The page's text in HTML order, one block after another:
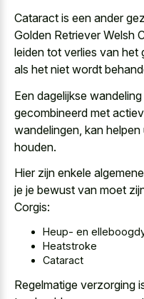
Cataract is een ander
Golden Retriever Welsh
leiden tot verlies van het
als het niet wordt
Een dagelijkse
gecombineerd met
wandelingen , kan
houden.
Hier zijn enkele
je je bewust van moet
Corgis:
Heup- en
Heatstroke
Cataract
Regelmatige verzorging